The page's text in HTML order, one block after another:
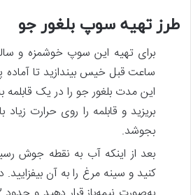
طرز تهیه سوپ بلغور جو
برای تهیه این سوپ خوشمزه و سالم
ساعت قبل خیس بیندازید تا
این مدت بلغور جو را در یک
بریزید و قابلمه را روی حرارت زیاد
بجوشد.
بعد از اینکه آب به نقطه جوش
کنید و سینه مرغ را به آن بیفزایید.